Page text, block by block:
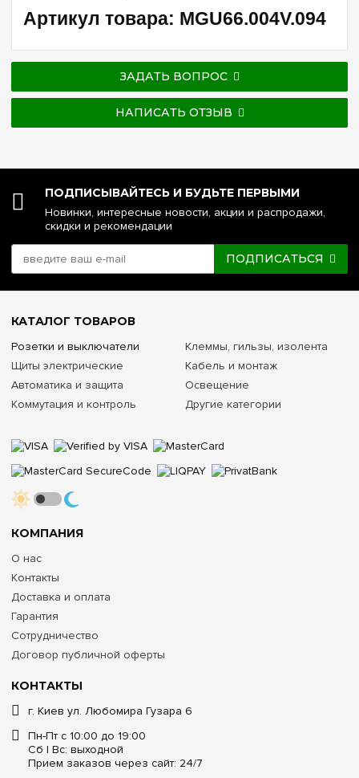
Артикул товара: MGU66.004V.094
ЗАДАТЬ ВОПРОС
НАПИСАТЬ ОТЗЫВ
ПОДПИСЫВАЙТЕСЬ И БУДЬТЕ ПЕРВЫМИ
Новинки, интересные новости, акции и распродажи,
скидки и рекомендации
ПОДПИСАТЬСЯ
КОНТАКТЫ
г. Киев ул. Любомира Гузара 6
Пн-Пт с 10:00 до 19:00
Сб | Вс: выходной
Прием заказов через сайт: 24/7
КОМПАНИЯ
О нас
Контакты
Доставка и оплата
Гарантия
Сотрудничество
Договор публичной оферты
КАТАЛОГ ТОВАРОВ
Розетки и выключатели
Щиты электрические
Автоматика и защита
Коммутация и контроль
Клеммы, гильзы, изолента
Кабель и монтаж
Освещение
Другие категории